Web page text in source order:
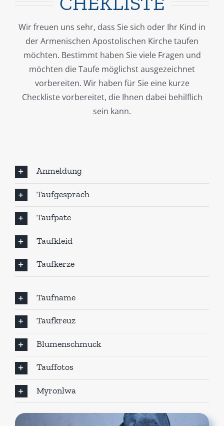
Wir freuen uns sehr, dass Sie sich oder Ihr Kind in
der Armenischen Apostolischen Kirche taufen
möchten. Bestimmt haben Sie viele Fragen und
möchten die Taufe möglichst ausgezeichnet
vorbereiten. Wir haben für Sie eine kurze
Checkliste vorbereitet, die Ihnen dabei behilflich
sein kann.
Anmeldung
Taufgespräch
Taufpate
Taufkleid
Taufkerze
Taufname
Taufkreuz
Blumenschmuck
Tauffotos
Myronlwa